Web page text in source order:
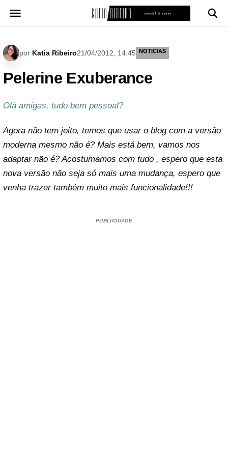
para
por Katia Ribeiro21/04/2012, 14:45 NOTICIAS
Pelerine Exuberance
Olá amigas, tudo bem pessoal?
Agora não tem jeito, temos que usar o blog com a versão
moderna mesmo não é? Mais está bem, vamos nos
adaptar não é? Acostumamos com tudo , espero que esta
nova versão não seja só mais uma mudança, espero que
venha trazer também muito mais funcionalidade!!!
PUBLICIDADE